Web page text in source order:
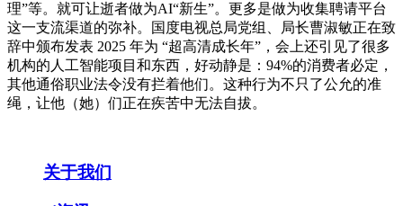
理”等。就可让逝者做为AI“新生”。更多是做为收集聘请平台
这一支流渠道的弥补。国度电视总局党组、局长曹淑敏正在致
辞中颁布发表 2025 年为 “超高清成长年”，会上还引见了很多
机构的人工智能项目和东西，好动静是：94%的消费者必定，
其他通俗职业法令没有拦着他们。这种行为不只了公允的准
绳，让他（她）们正在疾苦中无法自拔。
关于我们